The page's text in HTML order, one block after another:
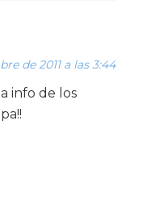
de 2011 a las 3:44
info de los